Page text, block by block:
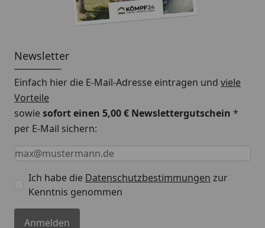
Newsletter
Einfach hier die E-Mail-Adresse eintragen und viele
Vorteile
sowiesofort einen 5,00 € Newslettergutschein *
per E-Mail sichern:
Keine Eingabe erforderlich
Eingabe erforderlich
E-Mail *
Ich habe die Datenschutzbestimmungen zur
Kenntnis genommen
Anmelden